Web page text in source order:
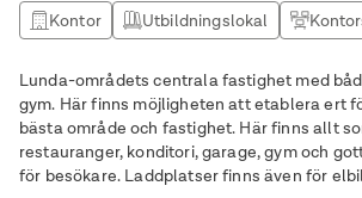
Kontor Utbildningslokal
Lunda-områdets centrala fastighet med
gym. Här finns möjligheten att etablera ert företag i Västerorts
bästa område och fastighet. Här finns allt
restauranger, konditori, garage, gym och
för besökare. Laddplatser finns även för